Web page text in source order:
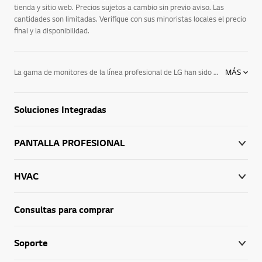
tienda y sitio web. Precios sujetos a cambio sin previo aviso. Las
cantidades son limitadas. Verifique con sus minoristas locales el precio
final y la disponibilidad.
La gama de monitores de la línea profesional de LG han sido diseñados para brindar el máximo impacto como solución de señalización digital, con especificaciones más avanzadas que los paneles tradicionales para televisión, las que permiten que estos monitores puedan ser orientados de forma horizontal y vertical. Utilizar el monitor correcto puede llegar a ser la diferencia entre una buena presentación y una presentación increíble. Por eso, LG te ofrece una amplia variedad de monitores de computadora, desde monitores 3D a monitores LCD, para que encontrar el monitor LG que buscabas sea más fácil que nunca. MÁS
Soluciones Integradas
PANTALLA PROFESIONAL
HVAC
Consultas para comprar
Soporte